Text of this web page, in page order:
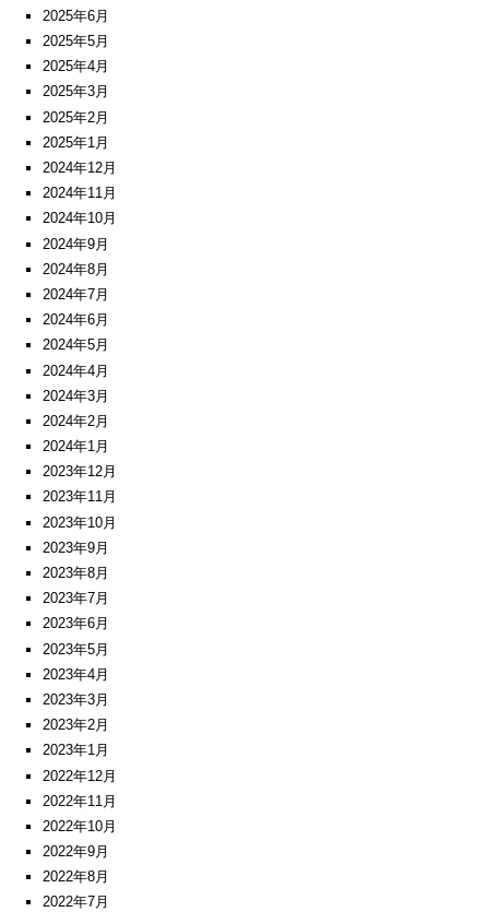
2025年6月
2025年5月
2025年4月
2025年3月
2025年2月
2025年1月
2024年12月
2024年11月
2024年10月
2024年9月
2024年8月
2024年7月
2024年6月
2024年5月
2024年4月
2024年3月
2024年2月
2024年1月
2023年12月
2023年11月
2023年10月
2023年9月
2023年8月
2023年7月
2023年6月
2023年5月
2023年4月
2023年3月
2023年2月
2023年1月
2022年12月
2022年11月
2022年10月
2022年9月
2022年8月
2022年7月